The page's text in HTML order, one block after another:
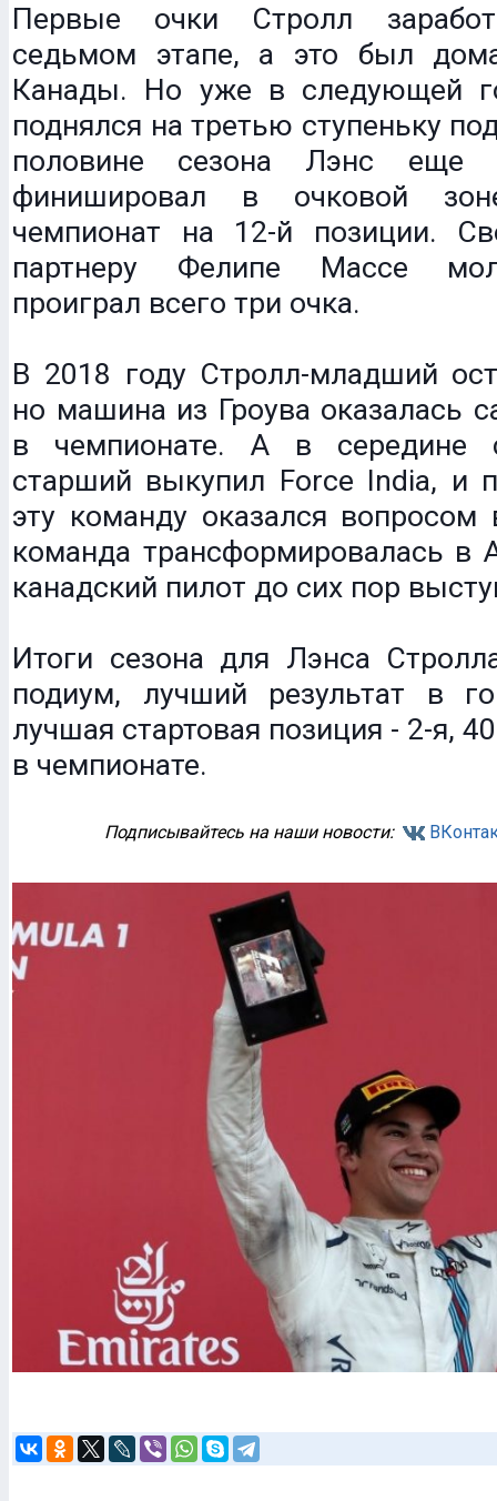
Первые очки Стролл
седьмом этапе, а это был
Канады. Но уже в следующей
поднялся на третью ступеньку
половине сезона Лэнс еще
финишировал в очковой
чемпионат на 12-й позиции.
партнеру Фелипе Массе
проиграл всего три очка.
В 2018 году Стролл-младший
но машина из Гроува оказалась
в чемпионате. А в середине
старший выкупил Force India, и
эту команду оказался
команда трансформировалась в
канадский пилот до сих пор
Итоги сезона для Лэнса
подиум, лучший результат в
лучшая стартовая позиция - 2-я,
в чемпионате.
Подписывайтесь на наши новости: